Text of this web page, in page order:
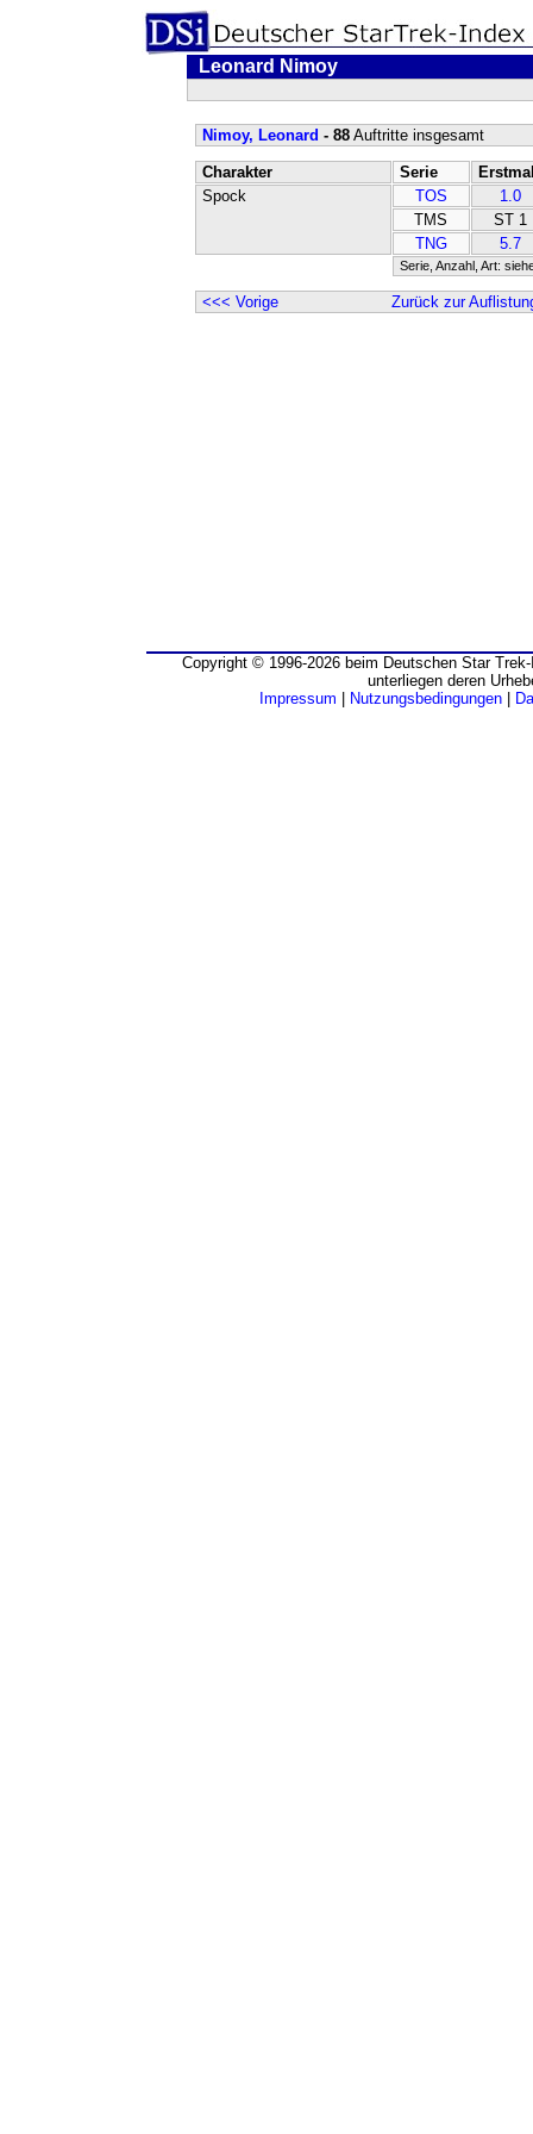
Leonard Nimoy
Nimoy, Leonard - 88Auftritte insgesamt
Charakter Serie
Spock
TOS
1.0
TMS
ST 1
TNG
5.7
Serie, Anzahl, Art:
<<< Vorige Zurück zur
Copyright © 1996-2026 beim Deutschen Star
unterliegen deren
Impressum
Nutzungsbedingungen